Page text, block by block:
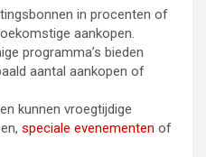
in procenten of
aankopen.
programma’s bieden
aantal aankopen of
kunnen vroegtijdige
speciale evenementen of